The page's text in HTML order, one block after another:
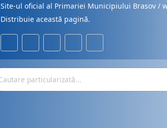
Site-ul oficial al Primariei Municipiului Brasov /
Distribuie această pagină.